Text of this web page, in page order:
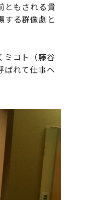
ともされる貴
する群像劇と
ミコト（藤谷
ばれて仕事へ